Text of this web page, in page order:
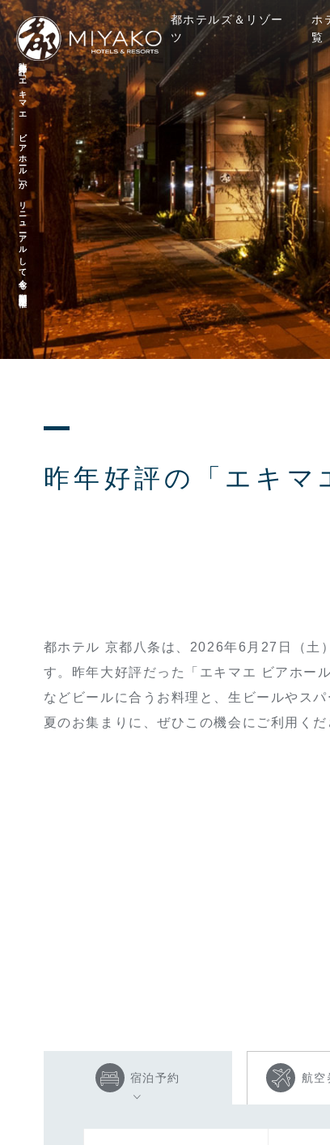
昨年好評の「エキマエ ビアホール」が リニューアルして今年も期間限定開催！
都ホテルズ＆リゾー
ツ
ホ
覧
昨年好評の「エキ
都ホテル 京都⼋条は、2026年6月27日（土
す。昨年大好評だった「エキマエ ビアホー
などビールに合うお料理と、生ビールやス
夏のお集まりに、ぜひこの機会にご利用くだ
宿泊予約 航空